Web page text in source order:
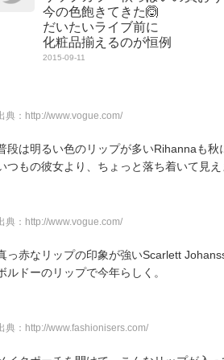
今の色飽きてきた🙆
だいたいライブ前に
化粧品揃えるのが恒例
2015-09-11
典： http://www.vogue.com/
段は明るい色のリップが多いRihannaも秋
つもの彼女より、ちょっと落ち着いて見え
典： http://www.vogue.com/
っ赤なリップの印象が強いScarlett
ルドーのリップで今年らしく。
典： http://www.fashionisers.com/